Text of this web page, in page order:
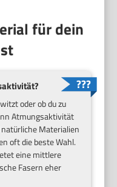
für dein
oder ob du zu
Atmungsaktivität
Materialien
oft die beste Wahl.
eine mittlere
Fasern eher